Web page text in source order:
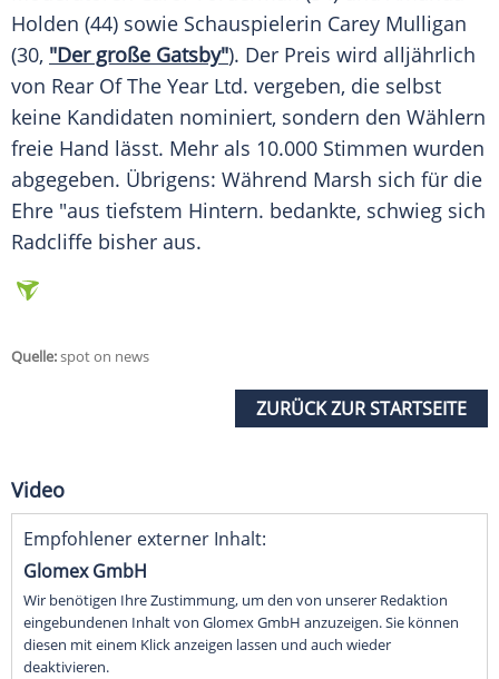
Holden (44) sowie Schauspielerin Carey Mulligan
(30, "Der große Gatsby"). Der Preis wird alljährlich
von Rear Of The Year Ltd. vergeben, die selbst
keine Kandidaten nominiert, sondern den Wählern
freie Hand lässt. Mehr als 10.000 Stimmen wurden
abgegeben. Übrigens: Während Marsh sich für die
Ehre "aus tiefstem Hintern. bedankte, schwieg sich
Radcliffe bisher aus.
Quelle:spot on news
ZURÜCK ZUR STARTSEITE
Video
Empfohlener externer Inhalt:
Glomex GmbH
Wir benötigen Ihre Zustimmung, um den von unserer Redaktion
eingebundenen Inhalt von Glomex GmbH anzuzeigen. Sie können
diesen mit einem Klick anzeigen lassen und auch wieder
deaktivieren.